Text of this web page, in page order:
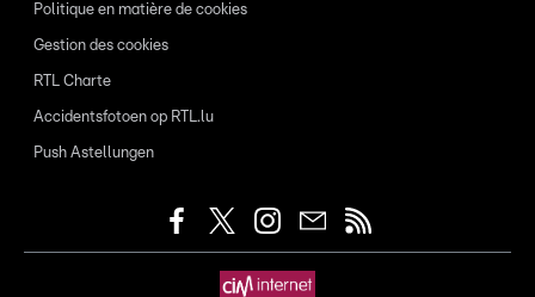
Politique en matière de cookies
Gestion des cookies
RTL Charte
Accidentsfotoen op RTL.lu
Push Astellungen